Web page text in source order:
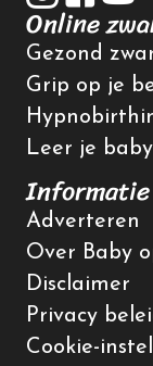
Online
Gezond
Grip op je
Leer je
Informatie
Adverteren
Over Baby
Disclaimer
Privacy
Cookie-